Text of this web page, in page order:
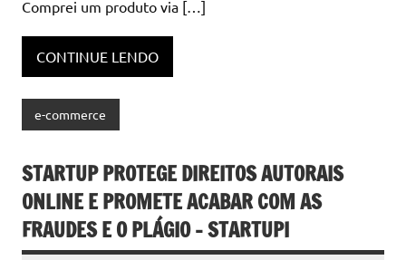
Comprei um produto via […]
CONTINUE LENDO
e-commerce
STARTUP PROTEGE DIREITOS AUTORAIS
ONLINE E PROMETE ACABAR COM AS
FRAUDES E O PLÁGIO – STARTUPI